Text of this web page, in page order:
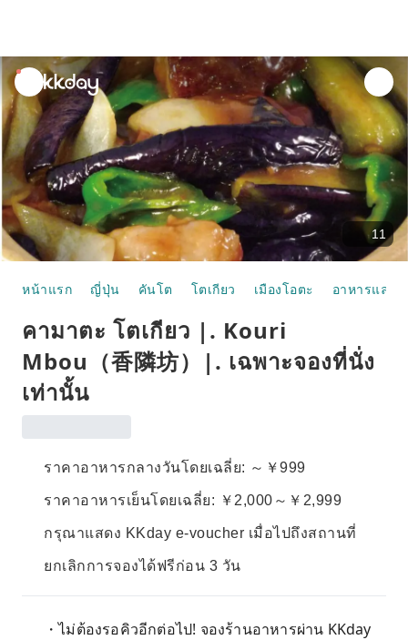
unread
notifications
11
หน้าแรก ญี่ปุ่น คันโต โตเกียว เมืองโอตะ อาหารและห้
คามาตะ โตเกียว |. Kouri
Mbou（香隣坊）|. เฉพาะจองที่นั่ง
เท่านั้น
ราคาอาหารกลางวันโดยเฉลี่ย: ～￥999
ราคาอาหารเย็นโดยเฉลี่ย: ￥2,000～￥2,999
กรุณาแสดง KKday e-voucher เมื่อไปถึงสถานที่
ยกเลิกการจองได้ฟรีก่อน 3 วัน
・ไม่ต้องรอคิวอีกต่อไป! จองร้านอาหารผ่าน KKday